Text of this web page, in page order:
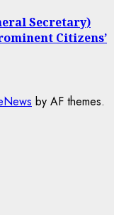
Secretary)
Citizens’
by AF themes.